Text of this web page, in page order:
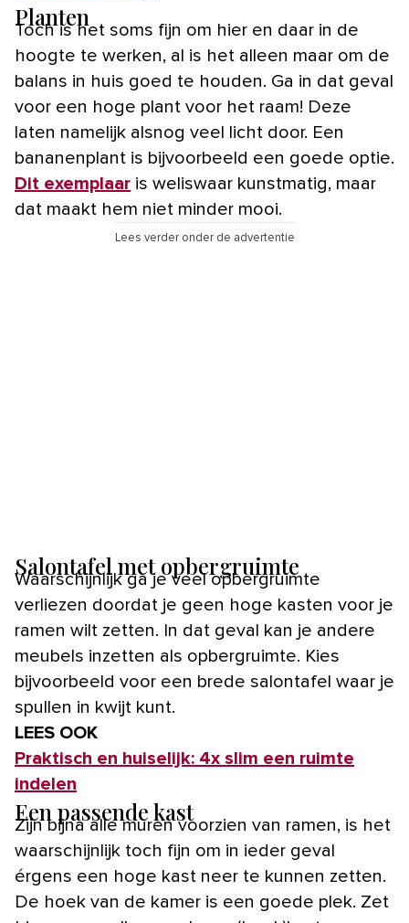
Planten
Toch is het soms fijn om hier en daar in de
hoogte te werken, al is het alleen maar om de
balans in huis goed te houden. Ga in dat geval
voor een hoge plant voor het raam! Deze
laten namelijk alsnog veel licht door. Een
bananenplant is bijvoorbeeld een goede optie.
Dit exemplaar is weliswaar kunstmatig, maar
dat maakt hem niet minder mooi.
Lees verder onder de advertentie
Salontafel met opbergruimte
Waarschijnlijk ga je veel opbergruimte
verliezen doordat je geen hoge kasten voor je
ramen wilt zetten. In dat geval kan je andere
meubels inzetten als opbergruimte. Kies
bijvoorbeeld voor een brede salontafel waar je
spullen in kwijt kunt.
LEES OOK
Praktisch en huiselijk: 4x slim een ruimte
indelen
Een passende kast
Zijn bijna alle muren voorzien van ramen, is het
waarschijnlijk toch fijn om in ieder geval
érgens een hoge kast neer te kunnen zetten.
De hoek van de kamer is een goede plek. Zet